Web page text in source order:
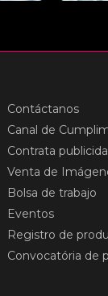
Contáctanos
Canal de
Contrata
Venta de
Bolsa de trabajo
Eventos
Registro de
Convocatória de